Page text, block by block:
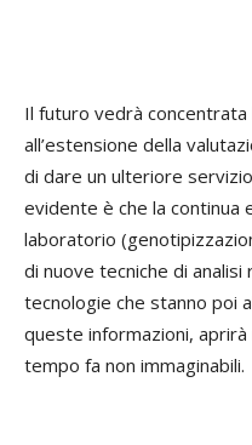
Il futuro vedrà concentrata
all’estensione della
di dare un ulteriore
evidente è che la continua
laboratorio
di nuove tecniche di
tecnologie che stanno poi
queste informazioni,
tempo fa non immaginabili.